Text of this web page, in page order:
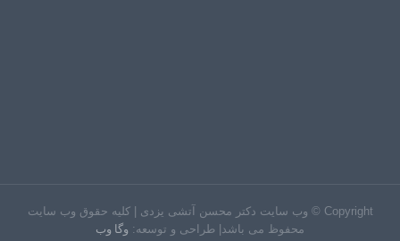
Copyright © وب سایت دکتر محسن آتشی یزدی | کلیه حقوق وب سایت
محفوظ می باشد| طراحی و توسعه: وگا وب